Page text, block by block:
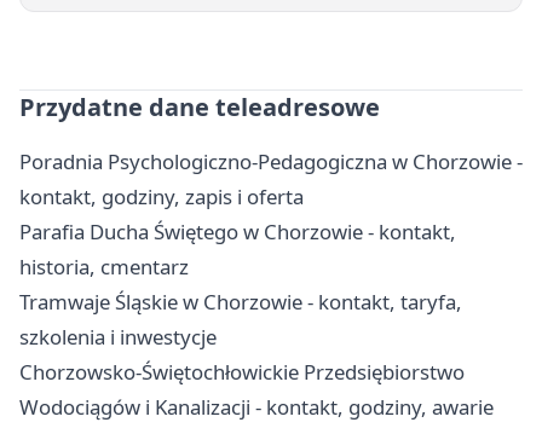
Przydatne dane teleadresowe
Poradnia Psychologiczno-Pedagogiczna w Chorzowie -
kontakt, godziny, zapis i oferta
Parafia Ducha Świętego w Chorzowie - kontakt,
historia, cmentarz
Tramwaje Śląskie w Chorzowie - kontakt, taryfa,
szkolenia i inwestycje
Chorzowsko-Świętochłowickie Przedsiębiorstwo
Wodociągów i Kanalizacji - kontakt, godziny, awarie